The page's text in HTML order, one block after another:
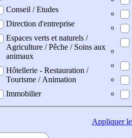
Conseil / Etudes
Direction d'entreprise
Espaces verts et naturels /
Agriculture / Pêche / Soins aux
animaux
Hôtellerie - Restauration /
Tourisme / Animation
Immobilier
Appliquerle